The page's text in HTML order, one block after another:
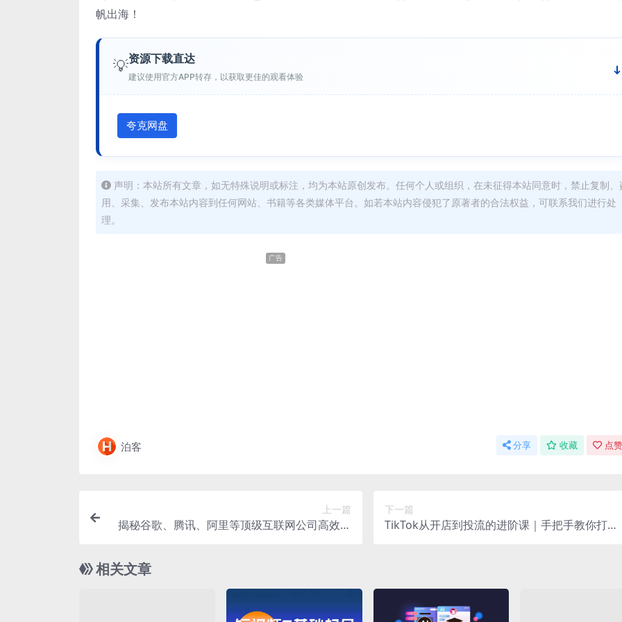
帆出海！
💡资源下载直达
建议使用官方APP转存，以获取更佳的观看体验
夸克网盘
声明：本站所有文章，如无特殊说明或标注，均为本站原创发布。任何个人或组织，在未征得本站同意时，禁止复制、
用、采集、发布本站内容到任何网站、书籍等各类媒体平台。如若本站内容侵犯了原著者的合法权益，可联系我们进行处
理。
广告
泊客 分享 收藏 点
上一篇
揭秘谷歌、腾讯、阿里等顶级互联网公司高效工
下一篇
TikTok从开店到投流的进阶课｜手把手教你打造
相关文章